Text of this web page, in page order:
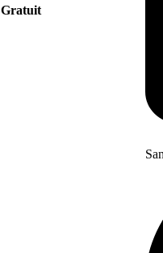
Gratuit